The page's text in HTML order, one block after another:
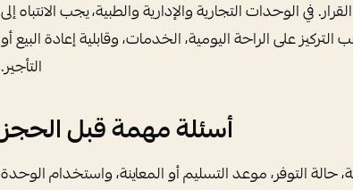
في الوحدات التجارية والإدارية والطبية، يجب الانتباه إلى
على الراحة اليومية، الخدمات، وقابلية إعادة البيع أو
التأجير.
أسئلة مهمة قبل الحجز
التوفر، موعد التسليم أو المعاينة، واستخدام الوحدة